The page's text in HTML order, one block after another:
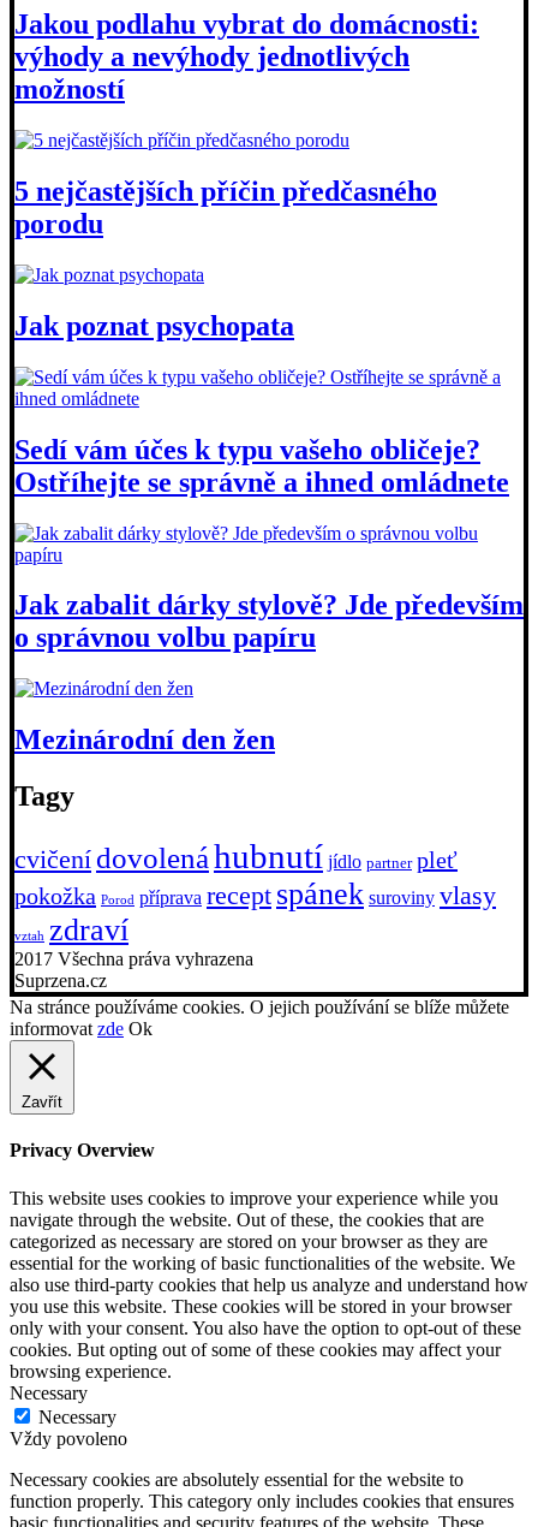
Jakou podlahu vybrat do domácnosti:
výhody a nevýhody jednotlivých
možností
5 nejčastějších příčin předčasného
porodu
Jak poznat psychopata
Sedí vám účes k typu vašeho obličeje?
Ostříhejte se správně a ihned omládnete
Jak zabalit dárky stylově? Jde především
o správnou volbu papíru
Mezinárodní den žen
Tagy
cvičení dovolenáhubnutí jídlo partner pleť
pokožka Porod příprava recept spánek suroviny vlasy
vztah zdraví
2017 Všechna práva vyhrazena
Suprzena.cz
Na stránce používáme cookies. O jejich používání se blíže můžete
informovat zde Ok
Zavřít
Privacy Overview
This website uses cookies to improve your experience while you
navigate through the website. Out of these, the cookies that are
categorized as necessary are stored on your browser as they are
essential for the working of basic functionalities of the website. We
also use third-party cookies that help us analyze and understand how
you use this website. These cookies will be stored in your browser
only with your consent. You also have the option to opt-out of these
cookies. But opting out of some of these cookies may affect your
browsing experience.
Necessary
Necessary
Vždy povoleno
Necessary cookies are absolutely essential for the website to
function properly. This category only includes cookies that ensures
basic functionalities and security features of the website. These